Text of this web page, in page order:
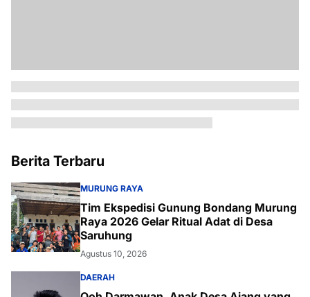
Berita Terbaru
MURUNG RAYA
Tim Ekspedisi Gunung Bondang Murung
Raya 2026 Gelar Ritual Adat di Desa
Saruhung
Agustus 10, 2026
DAERAH